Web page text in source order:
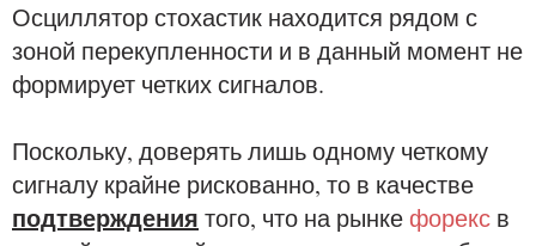
Осциллятор стохастик находится рядом с
зоной перекупленности и в данный момент не
формирует четких сигналов.
Поскольку, доверять лишь одному четкому
сигналу крайне рискованно, то в качестве
подтверждения того, что на рынкефорекс в